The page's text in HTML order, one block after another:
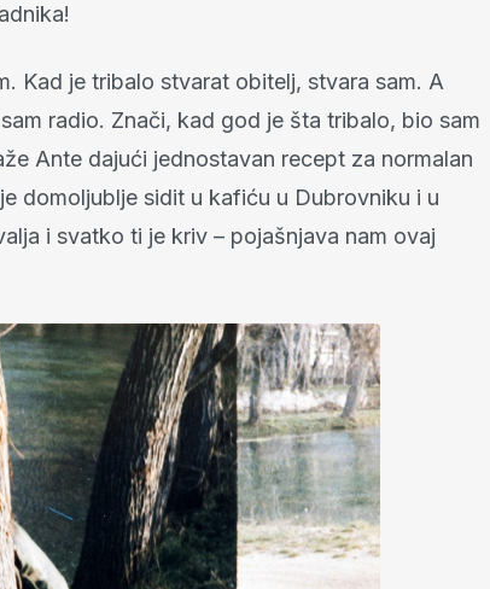
Kad je tribalo stvarat obitelj, stvara sam. A
radio. Znači, kad god je šta tribalo, bio sam
Ante dajući jednostavan recept za normalan
domoljublje sidit u kafiću u Dubrovniku i u
i svatko ti je kriv – pojašnjava nam ovaj